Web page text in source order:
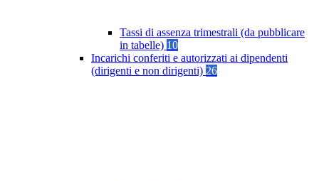
Tassi di assenza trimestrali (da pubblicare
in tabelle) 10
Incarichi conferiti e autorizzati ai dipendenti
(dirigenti e non dirigenti) 26